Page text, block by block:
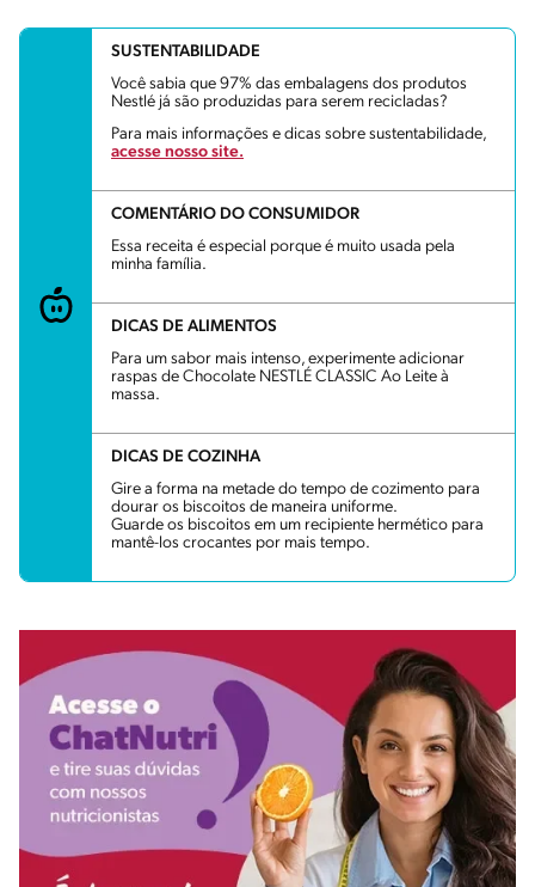
SUSTENTABILIDADE
Você sabia que 97% das embalagens dos produtos
Nestlé já são produzidas para serem recicladas?
Para mais informações e dicas sobre sustentabilidade,
acesse nosso site.
COMENTÁRIO DO CONSUMIDOR
Essa receita é especial porque é muito usada pela
minha família.
DICAS DE ALIMENTOS
Para um sabor mais intenso, experimente adicionar
raspas de Chocolate NESTLÉ CLASSIC Ao Leite à
massa.
DICAS DE COZINHA
Gire a forma na metade do tempo de cozimento para
dourar os biscoitos de maneira uniforme.
Guarde os biscoitos em um recipiente hermético para
mantê-los crocantes por mais tempo.